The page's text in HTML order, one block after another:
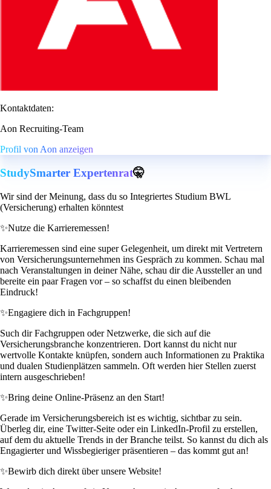
Kontaktdaten:
Aon Recruiting-Team
Profil von Aon anzeigen
StudySmarter Expertenrat🤫
Wir sind der Meinung, dass du so Integriertes Studium BWL
(Versicherung) erhalten könntest
✨Nutze die Karrieremessen!
Karrieremessen sind eine super Gelegenheit, um direkt mit Vertretern
von Versicherungsunternehmen ins Gespräch zu kommen. Schau mal
nach Veranstaltungen in deiner Nähe, schau dir die Aussteller an und
bereite ein paar Fragen vor – so schaffst du einen bleibenden
Eindruck!
✨Engagiere dich in Fachgruppen!
Such dir Fachgruppen oder Netzwerke, die sich auf die
Versicherungsbranche konzentrieren. Dort kannst du nicht nur
wertvolle Kontakte knüpfen, sondern auch Informationen zu Praktika
und dualen Studienplätzen sammeln. Oft werden hier Stellen zuerst
intern ausgeschrieben!
✨Bring deine Online-Präsenz an den Start!
Gerade im Versicherungsbereich ist es wichtig, sichtbar zu sein.
Überleg dir, eine Twitter-Seite oder ein LinkedIn-Profil zu erstellen,
auf dem du aktuelle Trends in der Branche teilst. So kannst du dich als
Engagierter und Wissbegieriger präsentieren – das kommt gut an!
✨Bewirb dich direkt über unsere Website!